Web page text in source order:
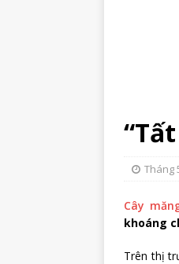
Tháng
Cây
khoáng
Trên thị